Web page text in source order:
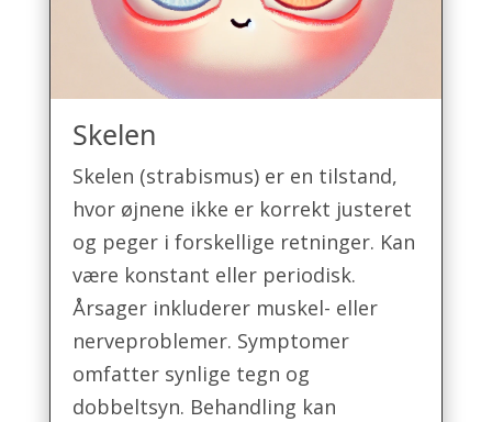
Skelen
Skelen (strabismus) er en tilstand,
hvor øjnene ikke er korrekt justeret
og peger i forskellige retninger. Kan
være konstant eller periodisk.
Årsager inkluderer muskel- eller
nerveproblemer. Symptomer
omfatter synlige tegn og
dobbeltsyn. Behandling kan